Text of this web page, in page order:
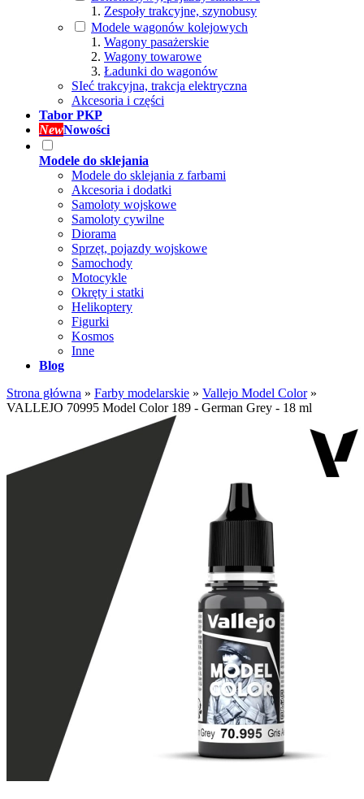
Zespoły trakcyjne, szynobusy
Modele wagonów kolejowych
Wagony pasażerskie
Wagony towarowe
Ładunki do wagonów
SIeć trakcyjna, trakcja elektryczna
Akcesoria i części
Tabor PKP
NewNowości
Modele do sklejania
Modele do sklejania z farbami
Akcesoria i dodatki
Samoloty wojskowe
Samoloty cywilne
Diorama
Sprzęt, pojazdy wojskowe
Samochody
Motocykle
Okręty i statki
Helikoptery
Figurki
Kosmos
Inne
Blog
Strona główna » Farby modelarskie » Vallejo Model Color»
VALLEJO 70995 Model Color 189 - German Grey - 18 ml